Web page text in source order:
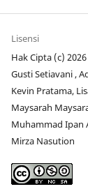
Lisensi
Hak Cipta (c)
Gusti Setiavani ,
Kevin Pratama,
Maysarah
Muhammad Ipan
Mirza Nasution